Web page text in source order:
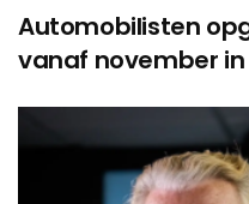
Automobilisten
vanaf november